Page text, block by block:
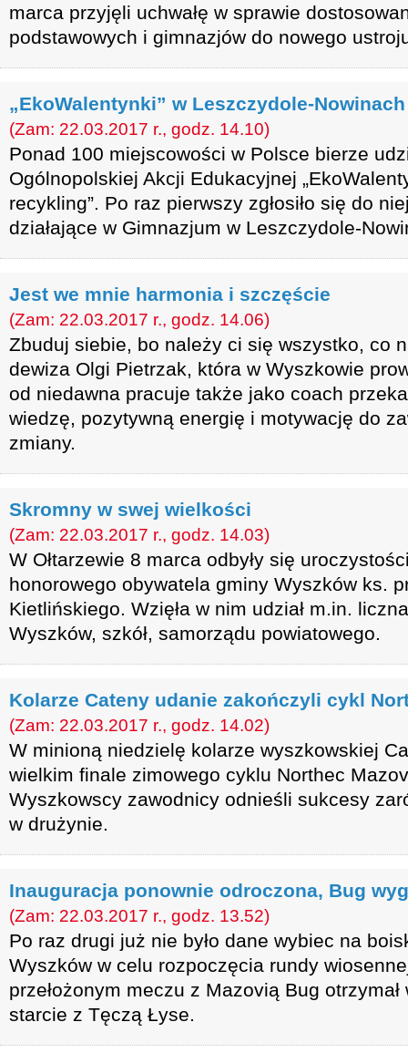
marca przyjęli uchwałę w sprawie
podstawowych i gimnazjów do nowego
„EkoWalentynki” w Leszczydole-Nowinach
(Zam: 22.03.2017 r., godz. 14.10)
Ponad 100 miejscowości w Polsce bierze
Ogólnopolskiej Akcji Edukacyjnej
recykling”. Po raz pierwszy zgłosiło się do
działające w Gimnazjum w Leszczydole-
Jest we mnie harmonia i szczęście
(Zam: 22.03.2017 r., godz. 14.06)
Zbuduj siebie, bo należy ci się wszystko, co
dewiza Olgi Pietrzak, która w Wyszkowie
od niedawna pracuje także jako coach
wiedzę, pozytywną energię i motywację do
zmiany.
Skromny w swej wielkości
(Zam: 22.03.2017 r., godz. 14.03)
W Ołtarzewie 8 marca odbyły się
honorowego obywatela gminy Wyszków ks.
Kietlińskiego. Wzięła w nim udział m.in.
Wyszków, szkół, samorządu powiatowego.
Kolarze Cateny udanie zakończyli cykl
(Zam: 22.03.2017 r., godz. 14.02)
W minioną niedzielę kolarze wyszkowskiej
wielkim finale zimowego cyklu Northec
Wyszkowscy zawodnicy odnieśli sukcesy
w drużynie.
Inauguracja ponownie odroczona, Bug
(Zam: 22.03.2017 r., godz. 13.52)
Po raz drugi już nie było dane wybiec na
Wyszków w celu rozpoczęcia rundy
przełożonym meczu z Mazovią Bug
starcie z Tęczą Łyse.